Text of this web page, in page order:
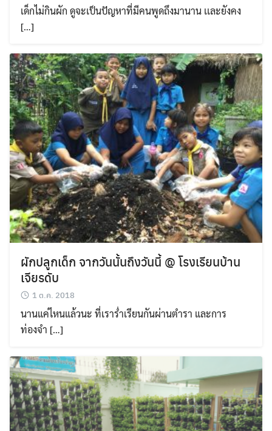
เด็กไม่กินผัก ดูจะเป็นปัญหาที่มีคนพูดถึงมานาน เเละยังคง
[…]
ผักปลูกเด็ก จากวันนั้นถึงวันนี้ @ โรงเรียนบ้าน
เจียรดับ
1 ต.ค. 2018
นานแค่ไหนแล้วนะ ที่เราร่ำเรียนกันผ่านตำรา และการ
ท่องจำ […]